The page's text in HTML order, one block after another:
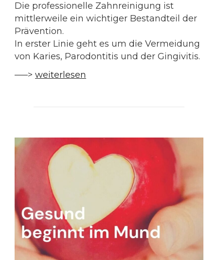
Die professionelle Zahnreinigung ist
mittlerweile ein wichtiger Bestandteil der
Prävention.
In erster Linie geht es um die Vermeidung
von Karies, Parodontitis und der Gingivitis.
—–> weiterlesen